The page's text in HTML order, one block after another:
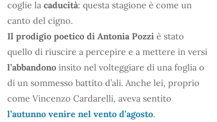
coglie la caducità: questa stagione è come un
canto del cigno.
Il prodigio poetico di Antonia Pozzi è stato
quello di riuscire a percepire e a mettere in versi
l’abbandono insito nel volteggiare di una foglia o
di un sommesso battito d’ali. Anche lei, proprio
come Vincenzo Cardarelli, aveva sentito
l’autunno venire nel vento d’agosto.